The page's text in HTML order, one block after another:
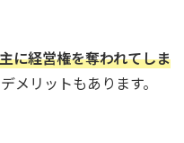
に経営権を奪われてしま
メリットもあります。